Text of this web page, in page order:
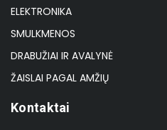
ELEKTRONIKA
SMULKMENOS
DRABUŽIAI IR AVALYNĖ
ŽAISLAI PAGAL AMŽIŲ
Kontaktai